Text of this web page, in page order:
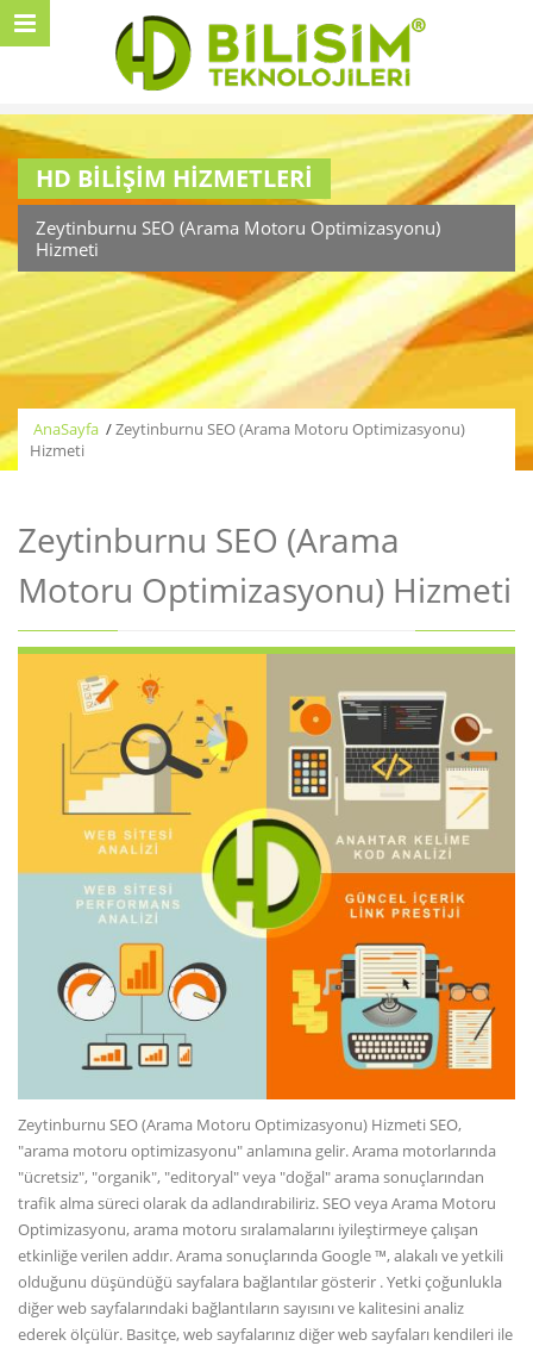
HD BİLİŞİM HİZMETLERİ
Zeytinburnu SEO (Arama Motoru Optimizasyonu)
Hizmeti
AnaSayfa /Zeytinburnu SEO (Arama Motoru Optimizasyonu)
Hizmeti
Zeytinburnu SEO (Arama
Motoru Optimizasyonu) Hizmeti
Zeytinburnu SEO (Arama Motoru Optimizasyonu) Hizmeti SEO,
"arama motoru optimizasyonu" anlamına gelir. Arama motorlarında
"ücretsiz", "organik", "editoryal" veya "doğal" arama sonuçlarından
trafik alma süreci olarak da adlandırabiliriz. SEO veya Arama Motoru
Optimizasyonu, arama motoru sıralamalarını iyileştirmeye çalışan
etkinliğe verilen addır. Arama sonuçlarında Google ™, alakalı ve yetkili
olduğunu düşündüğü sayfalara bağlantılar gösterir . Yetki çoğunlukla
diğer web sayfalarındaki bağlantıların sayısını ve kalitesini analiz
ederek ölçülür. Basitçe, web sayfalarınız diğer web sayfaları kendileri ile